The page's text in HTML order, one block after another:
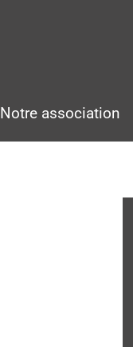
Notre association